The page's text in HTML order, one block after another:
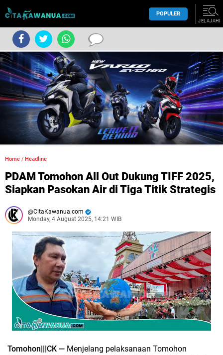
POPULER
JELAJAHI
Home / Headline
PDAM Tomohon All Out Dukung TIFF 2025,
Siapkan Pasokan Air di Tiga Titik Strategis
CitaKawanua.com
Monday, 4 August 2025, 14:21 WIB
Tomohon|||CK — Menjelang pelaksanaan Tomohon